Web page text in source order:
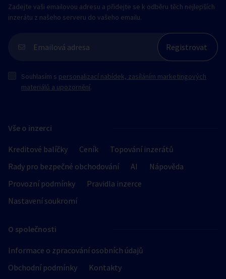
Vše o inzerci
Kreditové balíčky Ceník
Topování inzerátů
Rady pro bezpečné obchodování
AI
Nápověda
Provozní podmínky
Pravidla inzerce
Nastavení soukromí
O společnosti
Informace o zpracování osobních údajů
Obchodní podmínky
Kontakty
Zadejte vaši emailovou adresu a přidejte se k odběru těch nejlepších
inzerátu z našeho serveru do vašeho emailu.
Souhlasím s personalizací nabídek, zasíláním marketingových
materiálů a upozornění.